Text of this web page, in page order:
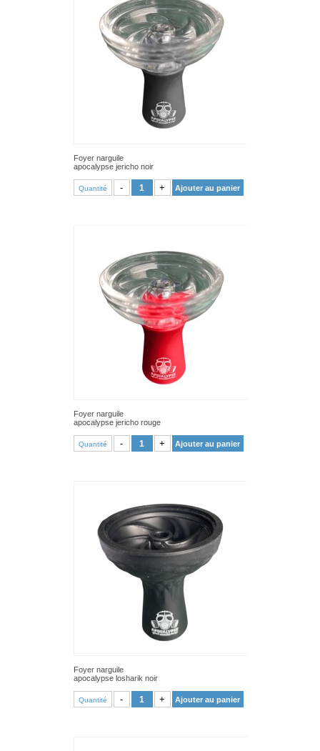
Foyer narguile
apocalypse jericho noir
Quantité - + Ajouter au panier
Foyer narguile
apocalypse jericho rouge
Quantité - + Ajouter au panier
Foyer narguile
apocalypse losharik noir
Quantité - + Ajouter au panier